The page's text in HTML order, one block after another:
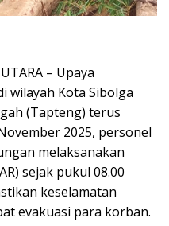
– Upaya
wilayah Kota Sibolga
(Tapteng) terus
2025, personel
melaksanakan
sejak pukul 08.00
keselamatan
evakuasi para korban.